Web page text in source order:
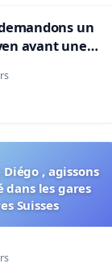
un
avant une
de
, agissons
les gares
Suisses